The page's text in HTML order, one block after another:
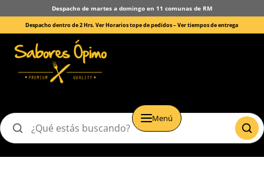
Despacho de martes a domingo en 11 comunas de RM
Despacho dentro de 2 Hrs. Ver Horarios tope de pedidos –Ver tiempos de entrega
Menú
Buscar